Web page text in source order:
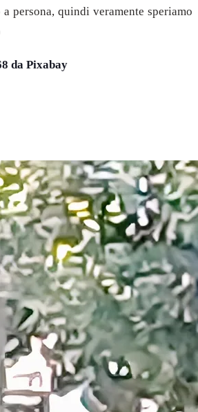
persona, quindi veramente speriamo
da Pixabay